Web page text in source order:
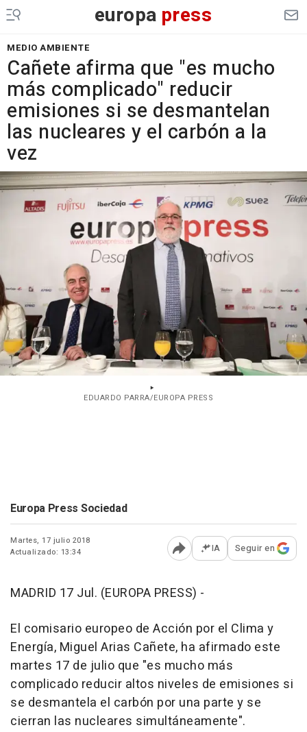
europa press
MEDIO AMBIENTE
Cañete afirma que "es mucho
más complicado" reducir
emisiones si se desmantelan
las nucleares y el carbón a la
vez
EDUARDO PARRA/EUROPA PRESS
Europa Press Sociedad
Martes, 17 julio 2018
Actualizado: 13:34
Abrir opciones para
IA Seguir en
MADRID 17 Jul. (EUROPA PRESS) -
El comisario europeo de Acción por el Clima y
Energía, Miguel Arias Cañete, ha afirmado este
martes 17 de julio que "es mucho más
complicado reducir altos niveles de emisiones si
se desmantela el carbón por una parte y se
cierran las nucleares simultáneamente".